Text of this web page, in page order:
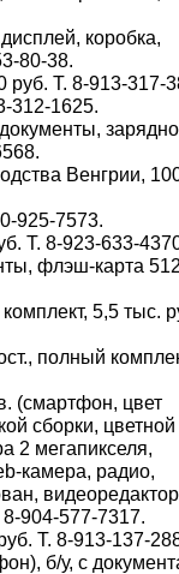
коробка,
80-38.
Т. 8-913-317-
312-1625.
Венгрии,
925-7573.
Т. 8-923-633-
флэш-карта
5,5 тыс.
полный
(смартфон, цвет
сборки, цветной
2 мегапикселя,
камера, радио,
904-577-7317.
Т. 8-913-137-
б/у, с